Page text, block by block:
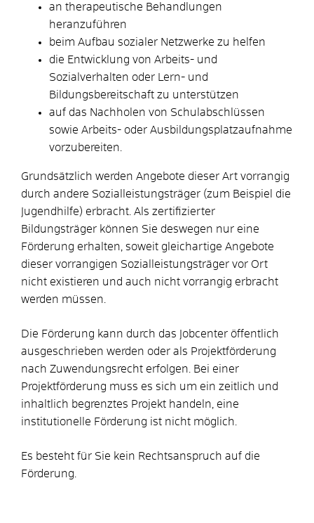
an therapeutische Behandlungen
heranzuführen
beim Aufbau sozialer Netzwerke zu helfen
die Entwicklung von Arbeits- und
Sozialverhalten oder Lern- und
Bildungsbereitschaft zu unterstützen
auf das Nachholen von Schulabschlüssen
sowie Arbeits- oder Ausbildungsplatzaufnahme
vorzubereiten.
Grundsätzlich werden Angebote dieser Art vorrangig
durch andere Sozialleistungsträger (zum Beispiel die
Jugendhilfe) erbracht. Als zertifizierter
Bildungsträger können Sie deswegen nur eine
Förderung erhalten, soweit gleichartige Angebote
dieser vorrangigen Sozialleistungsträger vor Ort
nicht existieren und auch nicht vorrangig erbracht
werden müssen.
Die Förderung kann durch das Jobcenter öffentlich
ausgeschrieben werden oder als Projektförderung
nach Zuwendungsrecht erfolgen. Bei einer
Projektförderung muss es sich um ein zeitlich und
inhaltlich begrenztes Projekt handeln, eine
institutionelle Förderung ist nicht möglich.
Es besteht für Sie kein Rechtsanspruch auf die
Förderung.